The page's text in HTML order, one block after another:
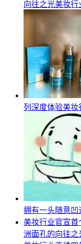
向往之光美妆行
列深度体验美妆
拥有一头随意凹
美妆行业官宣首
洲面孔的向往之